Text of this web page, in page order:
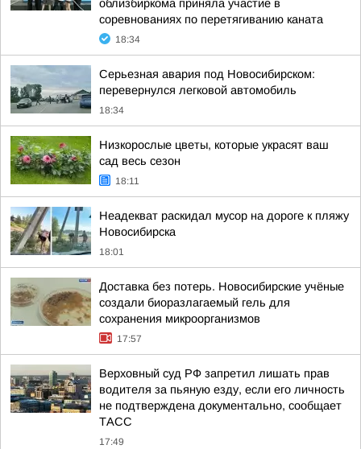
облизбиркома приняла участие в
соревнованиях по перетягиванию каната
18:34
Серьезная авария под Новосибирском:
перевернулся легковой автомобиль
18:34
Низкорослые цветы, которые украсят ваш
сад весь сезон
18:11
Неадекват раскидал мусор на дороге к пляжу
Новосибирска
18:01
Доставка без потерь. Новосибирские учёные
создали биоразлагаемый гель для
сохранения микроорганизмов
17:57
Верховный суд РФ запретил лишать прав
водителя за пьяную езду, если его личность
не подтверждена документально, сообщает
ТАСС
17:49